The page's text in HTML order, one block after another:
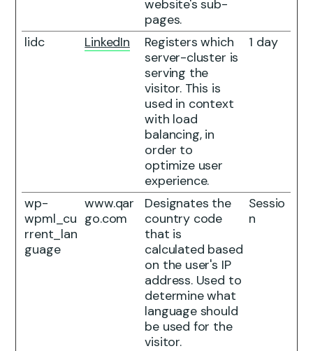
website's sub-
pages.
lidc
LinkedIn
Registers which
server-cluster is
serving the
visitor. This is
used in context
with load
balancing, in
order to
optimize user
experience.
1 day
wp-
wpml_cu
rrent_lan
guage
www.qar
go.com
Designates the
country code
that is
calculated based
on the user's IP
address. Used to
determine what
language should
be used for the
visitor.
Sessio
n